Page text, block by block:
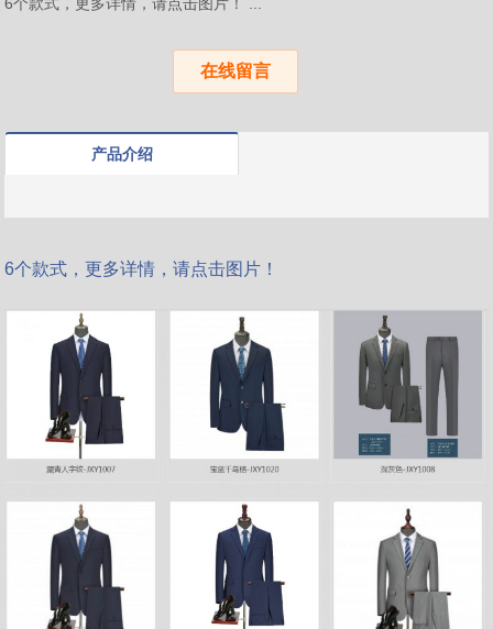
在线留言
产品介绍
6个款式，更多详情，请点击图片！